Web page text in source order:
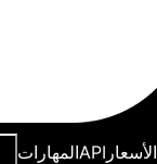
المهاراتAPI الأسعار